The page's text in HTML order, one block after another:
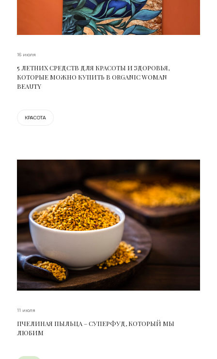
16 июля
5 ЛЕТНИХ СРЕДСТВ ДЛЯ КРАСОТЫ И ЗДОРОВЬЯ,
КОТОРЫЕ МОЖНО КУПИТЬ В ORGANIC WOMAN
BEAUTY
КРАСОТА
11 июля
ПЧЕЛИНАЯ ПЫЛЬЦА – СУПЕРФУД, КОТОРЫЙ МЫ
ЛЮБИМ